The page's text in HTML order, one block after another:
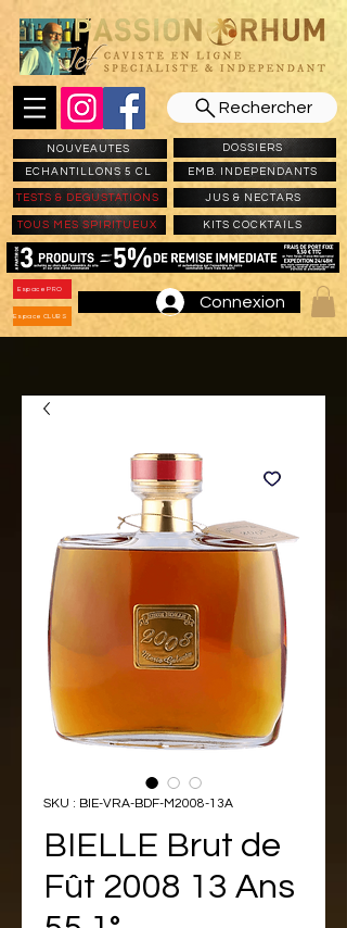
Rechercher
NOUVEAUTES
ECHANTILLONS 5 CL
DOSSIERS
EMB. INDEPENDANTS
TESTS & DEGUSTATIONS JUS & NECTARS
TOUS MES SPIRITUEUX KITS COCKTAILS
Espace PRO
Espace CLUBS
Connexion
SKU : BIE-VRA-BDF-M2008-13A
BIELLE Brut de
Fût 2008 13 Ans